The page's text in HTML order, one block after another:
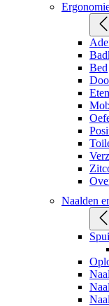
Bed
Naalden